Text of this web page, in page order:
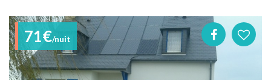
71€/nuit